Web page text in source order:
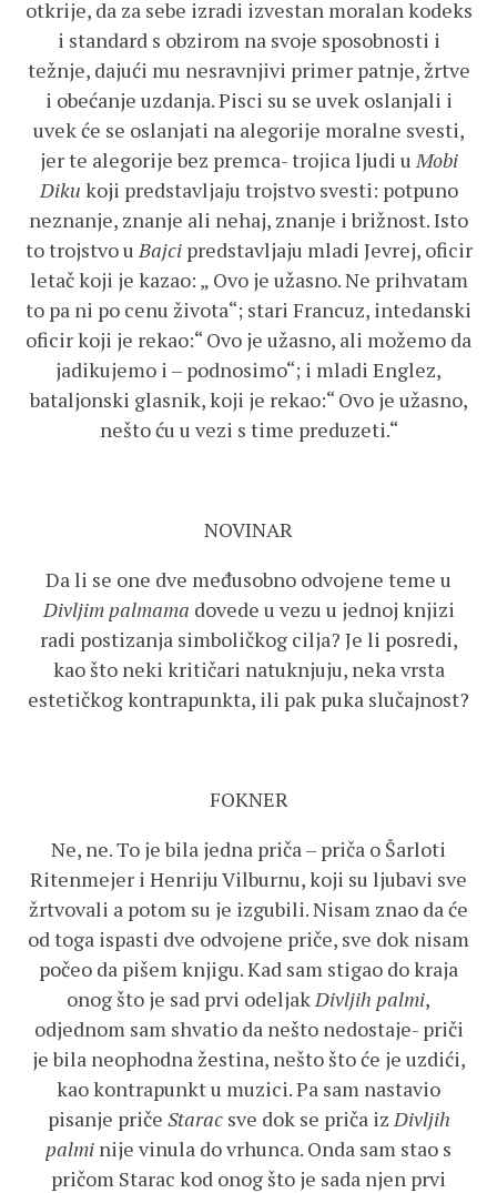
otkrije, da za sebe izradi izvestan moralan kodeks
i standard s obzirom na svoje sposobnosti i
težnje, dajući mu nesravnjivi primer patnje, žrtve
i obećanje uzdanja. Pisci su se uvek oslanjali i
uvek će se oslanjati na alegorije moralne svesti,
jer te alegorije bez premca- trojica ljudi uMobi
Diku koji predstavljaju trojstvo svesti: potpuno
neznanje, znanje ali nehaj, znanje i brižnost. Isto
to trojstvo uBajcipredstavljaju mladi Jevrej, oficir
letač koji je kazao: „ Ovo je užasno. Ne prihvatam
to pa ni po cenu života“; stari Francuz, intedanski
oficir koji je rekao:“ Ovo je užasno, ali možemo da
jadikujemo i – podnosimo“; i mladi Englez,
bataljonski glasnik, koji je rekao:“ Ovo je užasno,
nešto ću u vezi s time preduzeti.“
NOVINAR
Da li se one dve međusobno odvojene teme u
Divljim palmama dovede u vezu u jednoj knjizi
radi postizanja simboličkog cilja? Je li posredi,
kao što neki kritičari natuknjuju, neka vrsta
estetičkog kontrapunkta, ili pak puka slučajnost?
FOKNER
Ne, ne. To je bila jedna priča – priča o Šarloti
Ritenmejer i Henriju Vilburnu, koji su ljubavi sve
žrtvovali a potom su je izgubili. Nisam znao da će
od toga ispasti dve odvojene priče, sve dok nisam
počeo da pišem knjigu. Kad sam stigao do kraja
onog što je sad prvi odeljakDivljih palmi,
odjednom sam shvatio da nešto nedostaje- priči
je bila neophodna žestina, nešto što će je uzdići,
kao kontrapunkt u muzici. Pa sam nastavio
pisanje priče Staracsve dok se priča izDivljih
palmi nije vinula do vrhunca. Onda sam stao s
pričom Starac kod onog što je sada njen prvi